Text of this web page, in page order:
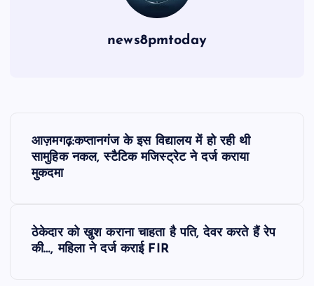
news8pmtoday
आज़मगढ़:कप्तानगंज के इस विद्यालय में हो रही थी
सामुहिक नकल, स्टैटिक मजिस्ट्रेट ने दर्ज कराया
मुकदमा
ठेकेदार को खुश कराना चाहता है पति, देवर करते हैं रेप
की…, महिला ने दर्ज कराई FIR